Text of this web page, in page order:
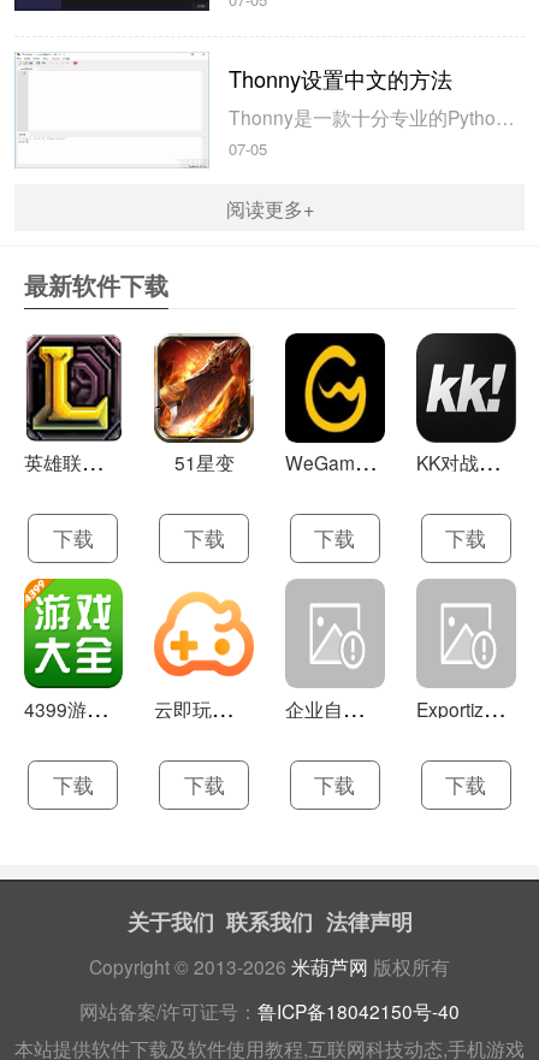
Thonny设置中文的方法
Thonny是一款十分专业的Python编辑软件，该软件界面清爽简单，给用户提供了丰富的编程工具，具备代码补全、语法错误显示等功能，非常的适合新手使用。该软件还支持多种语言，所以在下载这款软件的时候，有时候下载到电脑中的软件是英文版本的，这对于英语基础较差的小伙伴来说，使用这款软件就会变得十分困难，...
07-05
阅读更多+
最新软件下载
英
雄联盟LOL 13.21
下载
51星变
下载
W
eGame(腾讯游戏平台TGP) 5.10.19.1000
下载
K
K对战平台 1.0.1
下载
4
399游戏盒 官方下载 7.9.1
下载
云
即玩游戏盒 1.0.5.4
下载
企
业自助建站系统 9.0
下载
E
xportizer 9.0.8
下载
关于我们 联系我们 法律声明
Copyright © 2013-2026 米葫芦网 版权所有
网站备案/许可证号： 鲁ICP备18042150号-40
本站提供软件下载及软件使用教程,互联网科技动态,手机游戏